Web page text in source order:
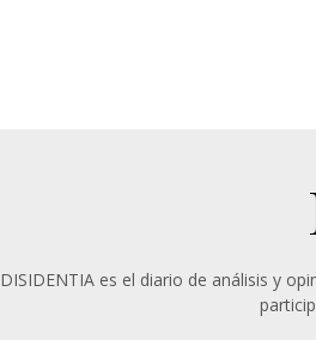
DISIDENTIA es el diario de análisis y